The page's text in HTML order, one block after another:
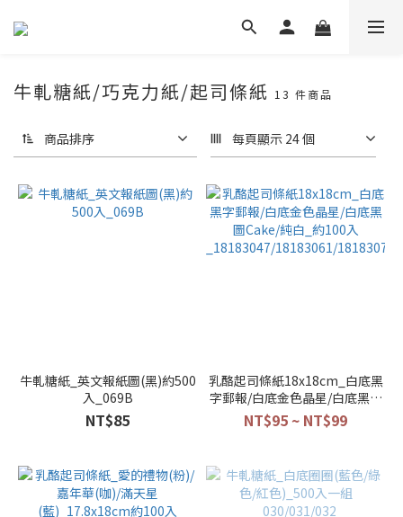
牛軋糖紙/巧克力紙/起司條紙 13 件商品
商品排序 每頁顯示 24 個
牛軋糖紙_英文報紙圖(黑)約500
入_069B
NT$85
乳酪起司條紙18x18cm_白底黑
字郵報/白底金色晶星/白底黑圖
Cake/純白_約100入
_18183047/18183061/
NT$95 ~ NT$99